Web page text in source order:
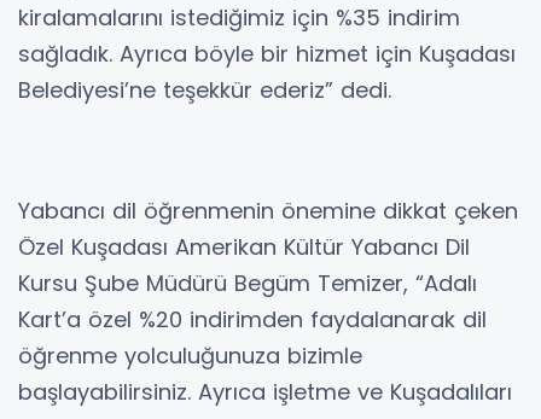
kiralamalarını istediğimiz için %35 indirim
sağladık. Ayrıca böyle bir hizmet için Kuşadası
Belediyesi’ne teşekkür ederiz” dedi.
Yabancı dil öğrenmenin önemine dikkat çeken
Özel Kuşadası Amerikan Kültür Yabancı Dil
Kursu Şube Müdürü Begüm Temizer, “Adalı
Kart’a özel %20 indirimden faydalanarak dil
öğrenme yolculuğunuza bizimle
başlayabilirsiniz. Ayrıca işletme ve Kuşadalıları